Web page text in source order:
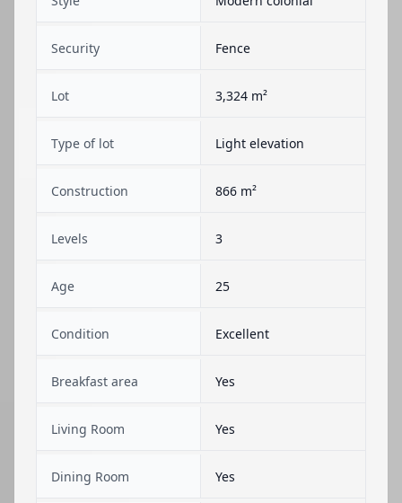
Security Fence
Lot 3,324 m²
Type of lot Light elevation
Construction 866 m²
Levels 3
Age 25
Condition Excellent
Breakfast area Yes
Living Room Yes
Dining Room Yes